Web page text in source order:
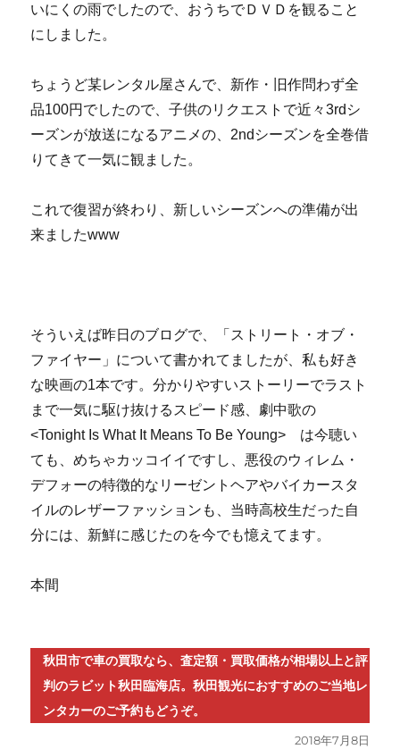
いにくの雨でしたので、おうちでＤＶＤを観ること
にしました。
ちょうど某レンタル屋さんで、新作・旧作問わず全
品100円でしたので、子供のリクエストで近々3rdシ
ーズンが放送になるアニメの、2ndシーズンを全巻借
りてきて一気に観ました。
これで復習が終わり、新しいシーズンへの準備が出
来ましたwww
そういえば昨日のブログで、「ストリート・オブ・
ファイヤー」について書かれてましたが、私も好き
な映画の1本です。分かりやすいストーリーでラスト
まで一気に駆け抜けるスピード感、劇中歌の
<Tonight Is What It Means To Be Young> は今聴い
ても、めちゃカッコイイですし、悪役のウィレム・
デフォーの特徴的なリーゼントヘアやバイカースタ
イルのレザーファッションも、当時高校生だった自
分には、新鮮に感じたのを今でも憶えてます。
本間
秋田市で車の買取なら、査定額・買取価格が相場以上と評
判のラビット秋田臨海店。秋田観光におすすめのご当地レ
ンタカーのご予約もどうぞ。
投
2018年7月8日